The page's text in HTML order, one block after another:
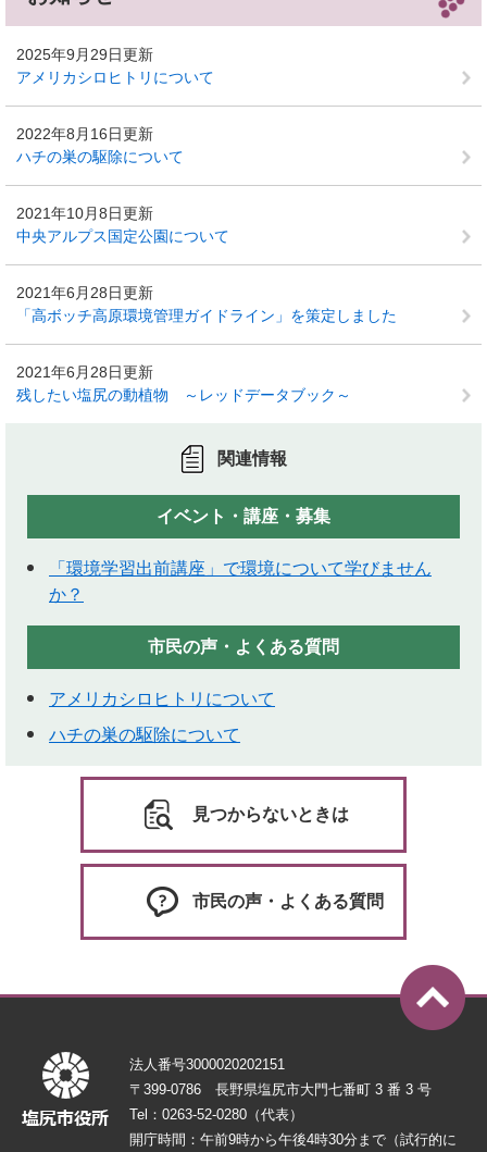
2025年9月29日更新
アメリカシロヒトリについて
2022年8月16日更新
ハチの巣の駆除について
2021年10月8日更新
中央アルプス国定公園について
2021年6月28日更新
「高ボッチ高原環境管理ガイドライン」を策定しました
2021年6月28日更新
残したい塩尻の動植物 ～レッドデータブック～
関連情報
イベント・講座・募集
「環境学習出前講座」で環境について学びません
か？
市民の声・よくある質問
アメリカシロヒトリについて
ハチの巣の駆除について
見つからないときは
市民の声・よくある質問
法人番号3000020202151
〒399-0786 長野県塩尻市大門七番町 3 番 3 号
Tel：0263-52-0280（代表）
開庁時間：午前9時から午後4時30分まで（試行的に